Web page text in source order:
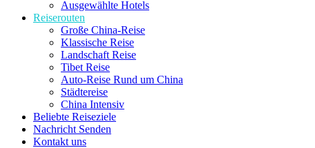
Ausgewählte Hotels
Reiserouten
Große China-Reise
Klassische Reise
Landschaft Reise
Tibet Reise
Auto-Reise Rund um China
Städtereise
China Intensiv
Beliebte Reiseziele
Nachricht Senden
Kontakt uns